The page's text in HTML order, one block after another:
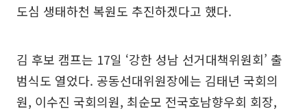
도심 생태하천 복원도 추진하겠다고 했다.
김 후보 캠프는 17일 ‘강한 성남 선거대책위원회’ 출
범식도 열었다. 공동선대위원장에는 김태년 국회의
원, 이수진 국회의원, 최순모 전국호남향우회 회장,